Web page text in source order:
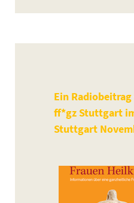
Ein Radiobeitrag
ff*gz Stuttgart
Stuttgart